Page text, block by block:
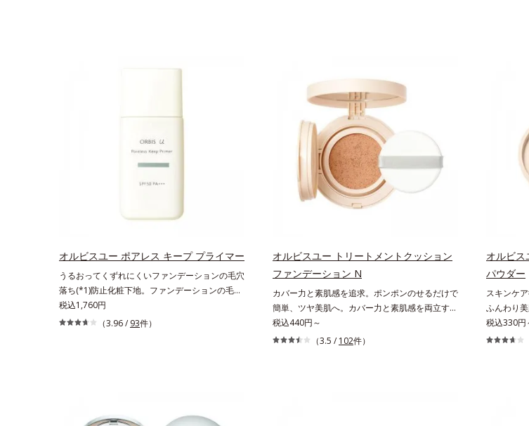
オルビスユー ポアレス キープ プライマー
うるおってくずれにくいファンデーションの毛穴
落ち(*1)防止化粧下地。ファンデーションの毛穴
落ち(*1)防止化粧下地です。毛穴1/10000サイズ
のマイクロカバー成分(*2)が毛穴をカバー。毛穴
採用。ファンデーションのくずれや毛穴落ちを防
税込1,760円
（3.96 / 93件）
オルビスユー トリートメントクッション
ファンデーション N
カバー力と素肌感を追求。ポンポンのせるだけで
簡単、ツヤ美肌へ。カバー力と素肌感を両立す
る、簡単ツヤ美肌クッションファンデーションで
す。多方向へ光を拡散し、高いソフトフォーカス
税込440円～
（3.5 / 102件）
オルビス
パウダー
スキンケ
ふんわり
るおいパ
ツヤと透
後にこれ
税込330円